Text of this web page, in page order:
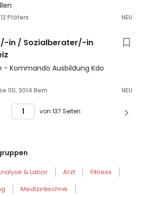
Pfäfers NEU
in / Sozialberater/-in
- Kommando Ausbildung Kdo
110, 3014 Bern NEU
von 137 Seiten
& Labor Arzt
Fitness
Medizintechnik